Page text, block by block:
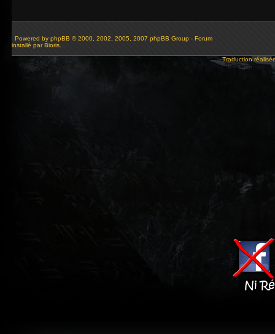
Powered by phpBB © 2000, 2002, 2005, 2007 phpBB Group - Forum
installé par Bioris.
Traduction